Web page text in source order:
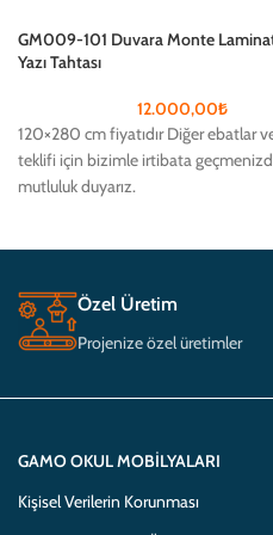
GM009-101 Duvara Monte
Yazı Tahtası
12.000,00₺
120×280 cm fiyatıdır Diğer ebatlar
teklifi için bizimle irtibata
mutluluk duyarız.
Özel Üretim
Projenize özel üretimler
GAMO OKUL MOBILYALARI
Kişisel Verilerin Korunması